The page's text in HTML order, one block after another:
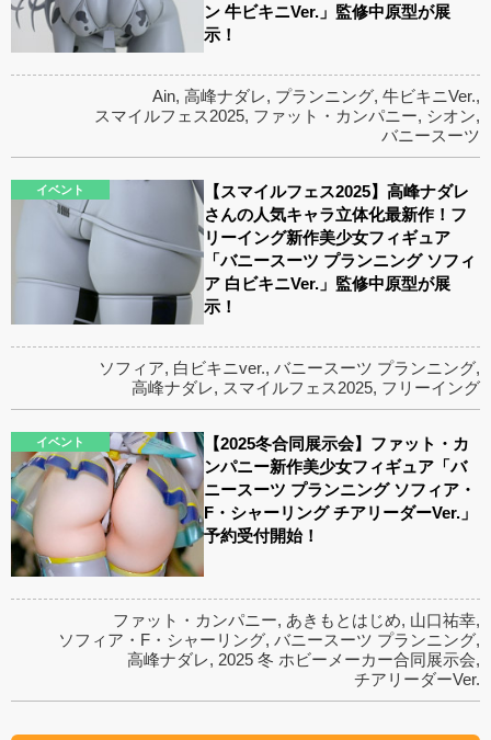
ン 牛ビキニVer.」監修中原型が展
示！
Ain, 高峰ナダレ, プランニング, 牛ビキニVer.,
スマイルフェス2025, ファット・カンパニー, シオン,
バニースーツ
イベント
【スマイルフェス2025】高峰ナダレ
さんの人気キャラ立体化最新作！フ
リーイング新作美少女フィギュア
「バニースーツ プランニング ソフィ
ア 白ビキニVer.」監修中原型が展
示！
ソフィア, 白ビキニver., バニースーツ プランニング,
高峰ナダレ, スマイルフェス2025, フリーイング
イベント
【2025冬合同展示会】ファット・カ
ンパニー新作美少女フィギュア「バ
ニースーツ プランニング ソフィア・
F・シャーリング チアリーダーVer.」
予約受付開始！
ファット・カンパニー, あきもとはじめ, 山口祐幸,
ソフィア・F・シャーリング, バニースーツ プランニング,
高峰ナダレ, 2025 冬 ホビーメーカー合同展示会,
チアリーダーVer.